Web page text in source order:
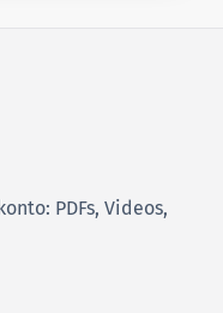
PDFs, Videos,